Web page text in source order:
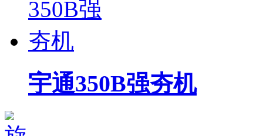
宇通350B强夯机